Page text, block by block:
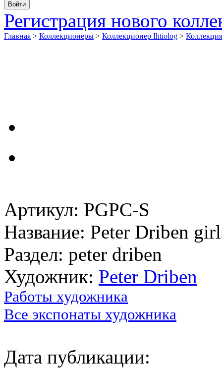
Регистрация нового
Главная > Коллекционеры > Коллекционер Ihtiolog >
Артикул: PGPC-S
Название: Peter Driben
Раздел: peter driben
Художник: Peter Driben
Работы художника
Все экспонаты художника
Дата публикации: